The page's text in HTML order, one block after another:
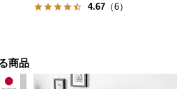
4.67 （6）
商品